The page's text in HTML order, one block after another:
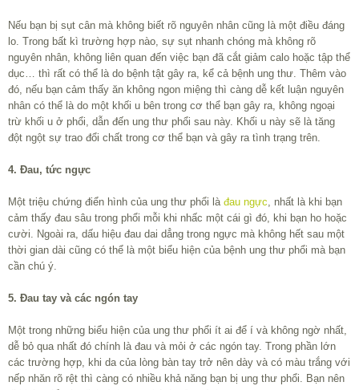
Nếu bạn bị sụt cân mà không biết rõ nguyên nhân cũng là một điều đáng
lo. Trong bất kì trường hợp nào, sự sụt nhanh chóng mà không rõ
nguyên nhân, không liên quan đến việc bạn đã cắt giảm calo hoặc tập thể
dục… thì rất có thể là do bệnh tật gây ra, kể cả bệnh ung thư. Thêm vào
đó, nếu bạn cảm thấy ăn không ngon miệng thì càng dễ kết luận nguyên
nhân có thể là do một khối u bên trong cơ thể bạn gây ra, không ngoại
trừ khối u ở phổi, dẫn đến ung thư phổi sau này. Khối u này sẽ là tăng
đột ngột sự trao đổi chất trong cơ thể bạn và gây ra tình trạng trên.
4. Đau, tức ngực
Một triệu chứng điển hình của ung thư phổi là đau ngực , nhất là khi bạn
cảm thấy đau sâu trong phổi mỗi khi nhấc một cái gì đó, khi bạn ho hoặc
cười. Ngoài ra, dấu hiệu đau dai dẳng trong ngực mà không hết sau một
thời gian dài cũng có thể là một biểu hiện của bệnh ung thư phổi mà bạn
cần chú ý.
5. Đau tay và các ngón tay
Một trong những biểu hiện của ung thư phổi ít ai để í và không ngờ nhất,
dễ bỏ qua nhất đó chính là đau và mỏi ở các ngón tay. Trong phần lớn
các trường hợp, khi da của lòng bàn tay trở nên dày và có màu trắng với
nếp nhăn rõ rệt thì càng có nhiều khả năng bạn bị ung thư phổi. Bạn nên